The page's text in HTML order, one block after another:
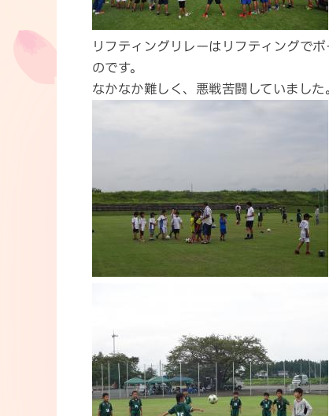
リフティングリレーはリフティングで
のです。
なかなか難しく、悪戦苦闘していました